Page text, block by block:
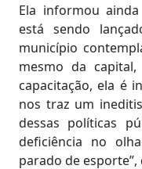
Ela informou
está sendo
município
mesmo da
capacitação, ela é
nos traz um
dessas políticas
deficiência no
parado de esporte”,